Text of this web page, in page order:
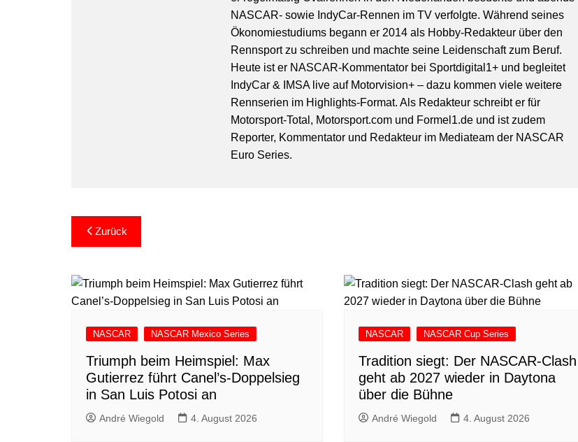
WoO Late Model Series
NASCAR- sowie IndyCar-Rennen im TV verfolgte. Während seines
Ökonomiestudiums begann er 2014 als Hobby-Redakteur über den
Rennsport zu schreiben und machte seine Leidenschaft zum Beruf.
Heute ist er NASCAR-Kommentator bei Sportdigital1+ und begleitet
IndyCar & IMSA live auf Motorvision+ – dazu kommen viele weitere
Rennserien im Highlights-Format. Als Redakteur schreibt er für
Motorsport-Total, Motorsport.com und Formel1.de und ist zudem
Reporter, Kommentator und Redakteur im Mediateam der NASCAR
Euro Series.
Beitragsnavigation
Zurück
NASCAR NASCAR Mexico Series
Triumph beim Heimspiel: Max
Gutierrez führt Canel’s-Doppelsieg
in San Luis Potosi an
André Wiegold 4. August 2026
NASCAR NASCAR Cup Series
Tradition siegt: Der NASCAR-Clash
geht ab 2027 wieder in Daytona
über die Bühne
André Wiegold 4. August 2026